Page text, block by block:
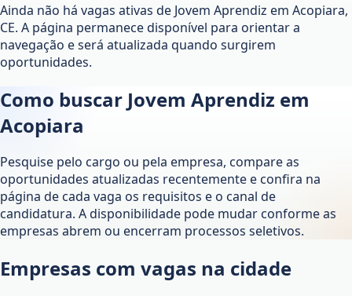
Ainda não há vagas ativas de Jovem Aprendiz em Acopiara,
CE. A página permanece disponível para orientar a
navegação e será atualizada quando surgirem
oportunidades.
Como buscar Jovem Aprendiz em
Acopiara
Pesquise pelo cargo ou pela empresa, compare as
oportunidades atualizadas recentemente e confira na
página de cada vaga os requisitos e o canal de
candidatura. A disponibilidade pode mudar conforme as
empresas abrem ou encerram processos seletivos.
Empresas com vagas na cidade